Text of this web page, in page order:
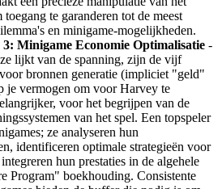
te garanderen tot de meest
en minigame-mogelijkheden.
3: Minigame Economie Optimalisatie -
lijkt van de spanning, zijn de vijf
bronnen generatie (impliciet "geld"
je vermogen om voor Harvey te
voor het begrijpen van de
van het spel. Een topspeler
ze analyseren hun
identificeren optimale strategieën voor
hun prestaties in de algehele
Program" boekhouding. Consistente